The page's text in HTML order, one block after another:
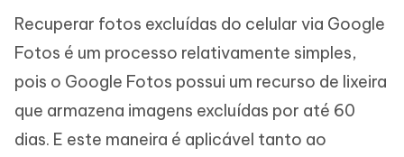
Recuperar fotos excluídas do celular via Google
Fotos é um processo relativamente simples,
pois o Google Fotos possui um recurso de lixeira
que armazena imagens excluídas por até 60
dias. E este maneira é aplicável tanto ao